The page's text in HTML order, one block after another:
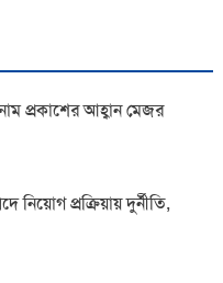
প্রকাশের আহ্বান মেজর
নিয়োগ প্রক্রিয়ায় দুর্নীতি,